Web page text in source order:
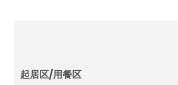
起居区/用餐区